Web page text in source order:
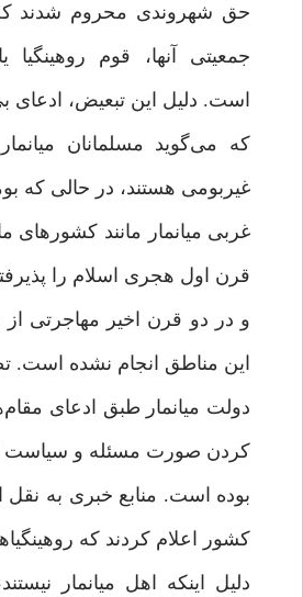
حق شهروندی محروم شدند
جمعیتی آنها، قوم روهینگیا
است. دلیل این تبعیض،
که می‌گوید مسلمانان
غیربومی هستند، در حالی که
غربی میانمار مانند کشورهای
قرن اول هجری اسلام را
و در دو قرن اخیر مهاجرتی
این مناطق انجام نشده است.
دولت میانمار طبق ادعای
کردن صورت مسئله و سیاست
بوده است. منابع خبری به نقل
کشور اعلام کردند که
دلیل اینکه اهل میانمار